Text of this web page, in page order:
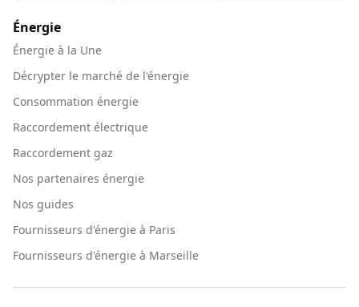
Énergie
Énergie à la Une
Décrypter le marché de l'énergie
Consommation énergie
Raccordement électrique
Raccordement gaz
Nos partenaires énergie
Nos guides
Fournisseurs d'énergie à Paris
Fournisseurs d'énergie à Marseille